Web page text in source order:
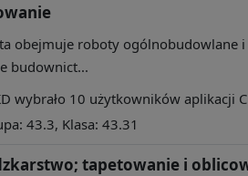
obejmuje roboty ogólnobudowlane
budownict...
wybrało 10 użytkowników aplikacji
43.3, Klasa: 43.31
tapetowanie i